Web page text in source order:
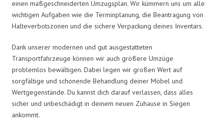
einen maßgeschneiderten Umzugsplan. Wir kümmern uns um alle
wichtigen Aufgaben wie die Terminplanung, die Beantragung von
Halteverbotszonen und die sichere Verpackung deines Inventars.
Dank unserer modernen und gut ausgestatteten
Transportfahrzeuge können wir auch größere Umzüge
problemlos bewältigen. Dabei legen wir großen Wert auf
sorgfältige und schonende Behandlung deiner Möbel und
Wertgegenstände. Du kannst dich darauf verlassen, dass alles
sicher und unbeschädigt in deinem neuen Zuhause in Siegen
ankommt.